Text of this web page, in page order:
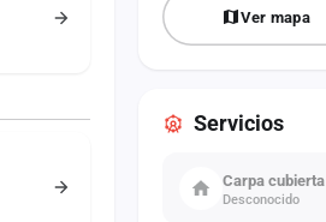
Ver mapa
Servicios
Carpa cubierta
Desconocido